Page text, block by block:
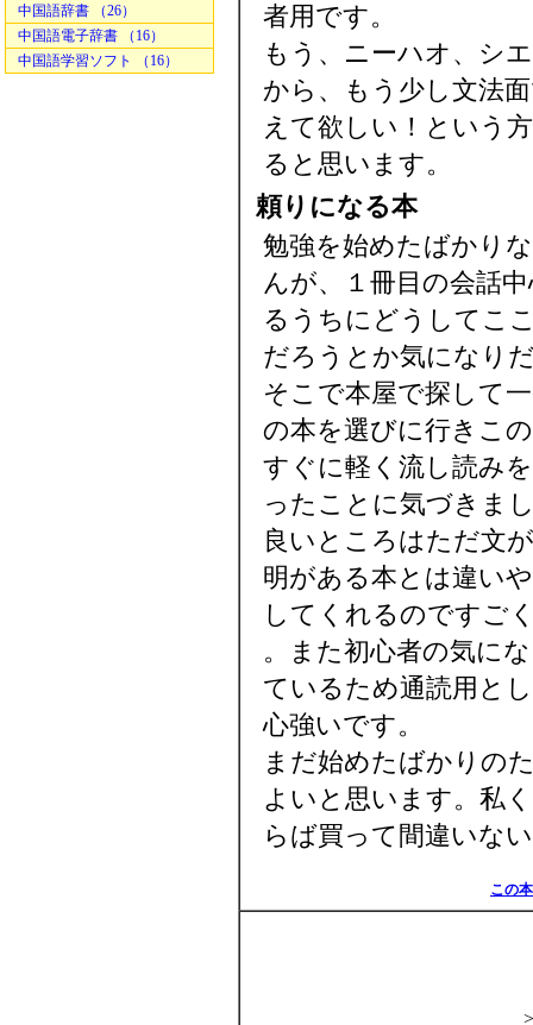
中国語辞書 （26）
中国語電子辞書 （16）
中国語学習ソフト （16）
者用です。
もう、ニーハオ、シ
から、もう少し文法
えて欲しい！という
ると思います。
頼りになる本
勉強を始めたばかり
んが、１冊目の会話
るうちにどうしてこ
だろうとか気になり
そこで本屋で探して
の本を選びに行きこ
すぐに軽く流し読み
ったことに気づきま
良いところはただ文
明がある本とは違い
してくれるのですご
。また初心者の気に
ているため通読用と
心強いです。
まだ始めたばかりの
よいと思います。私
らば買って間違いな
この
>